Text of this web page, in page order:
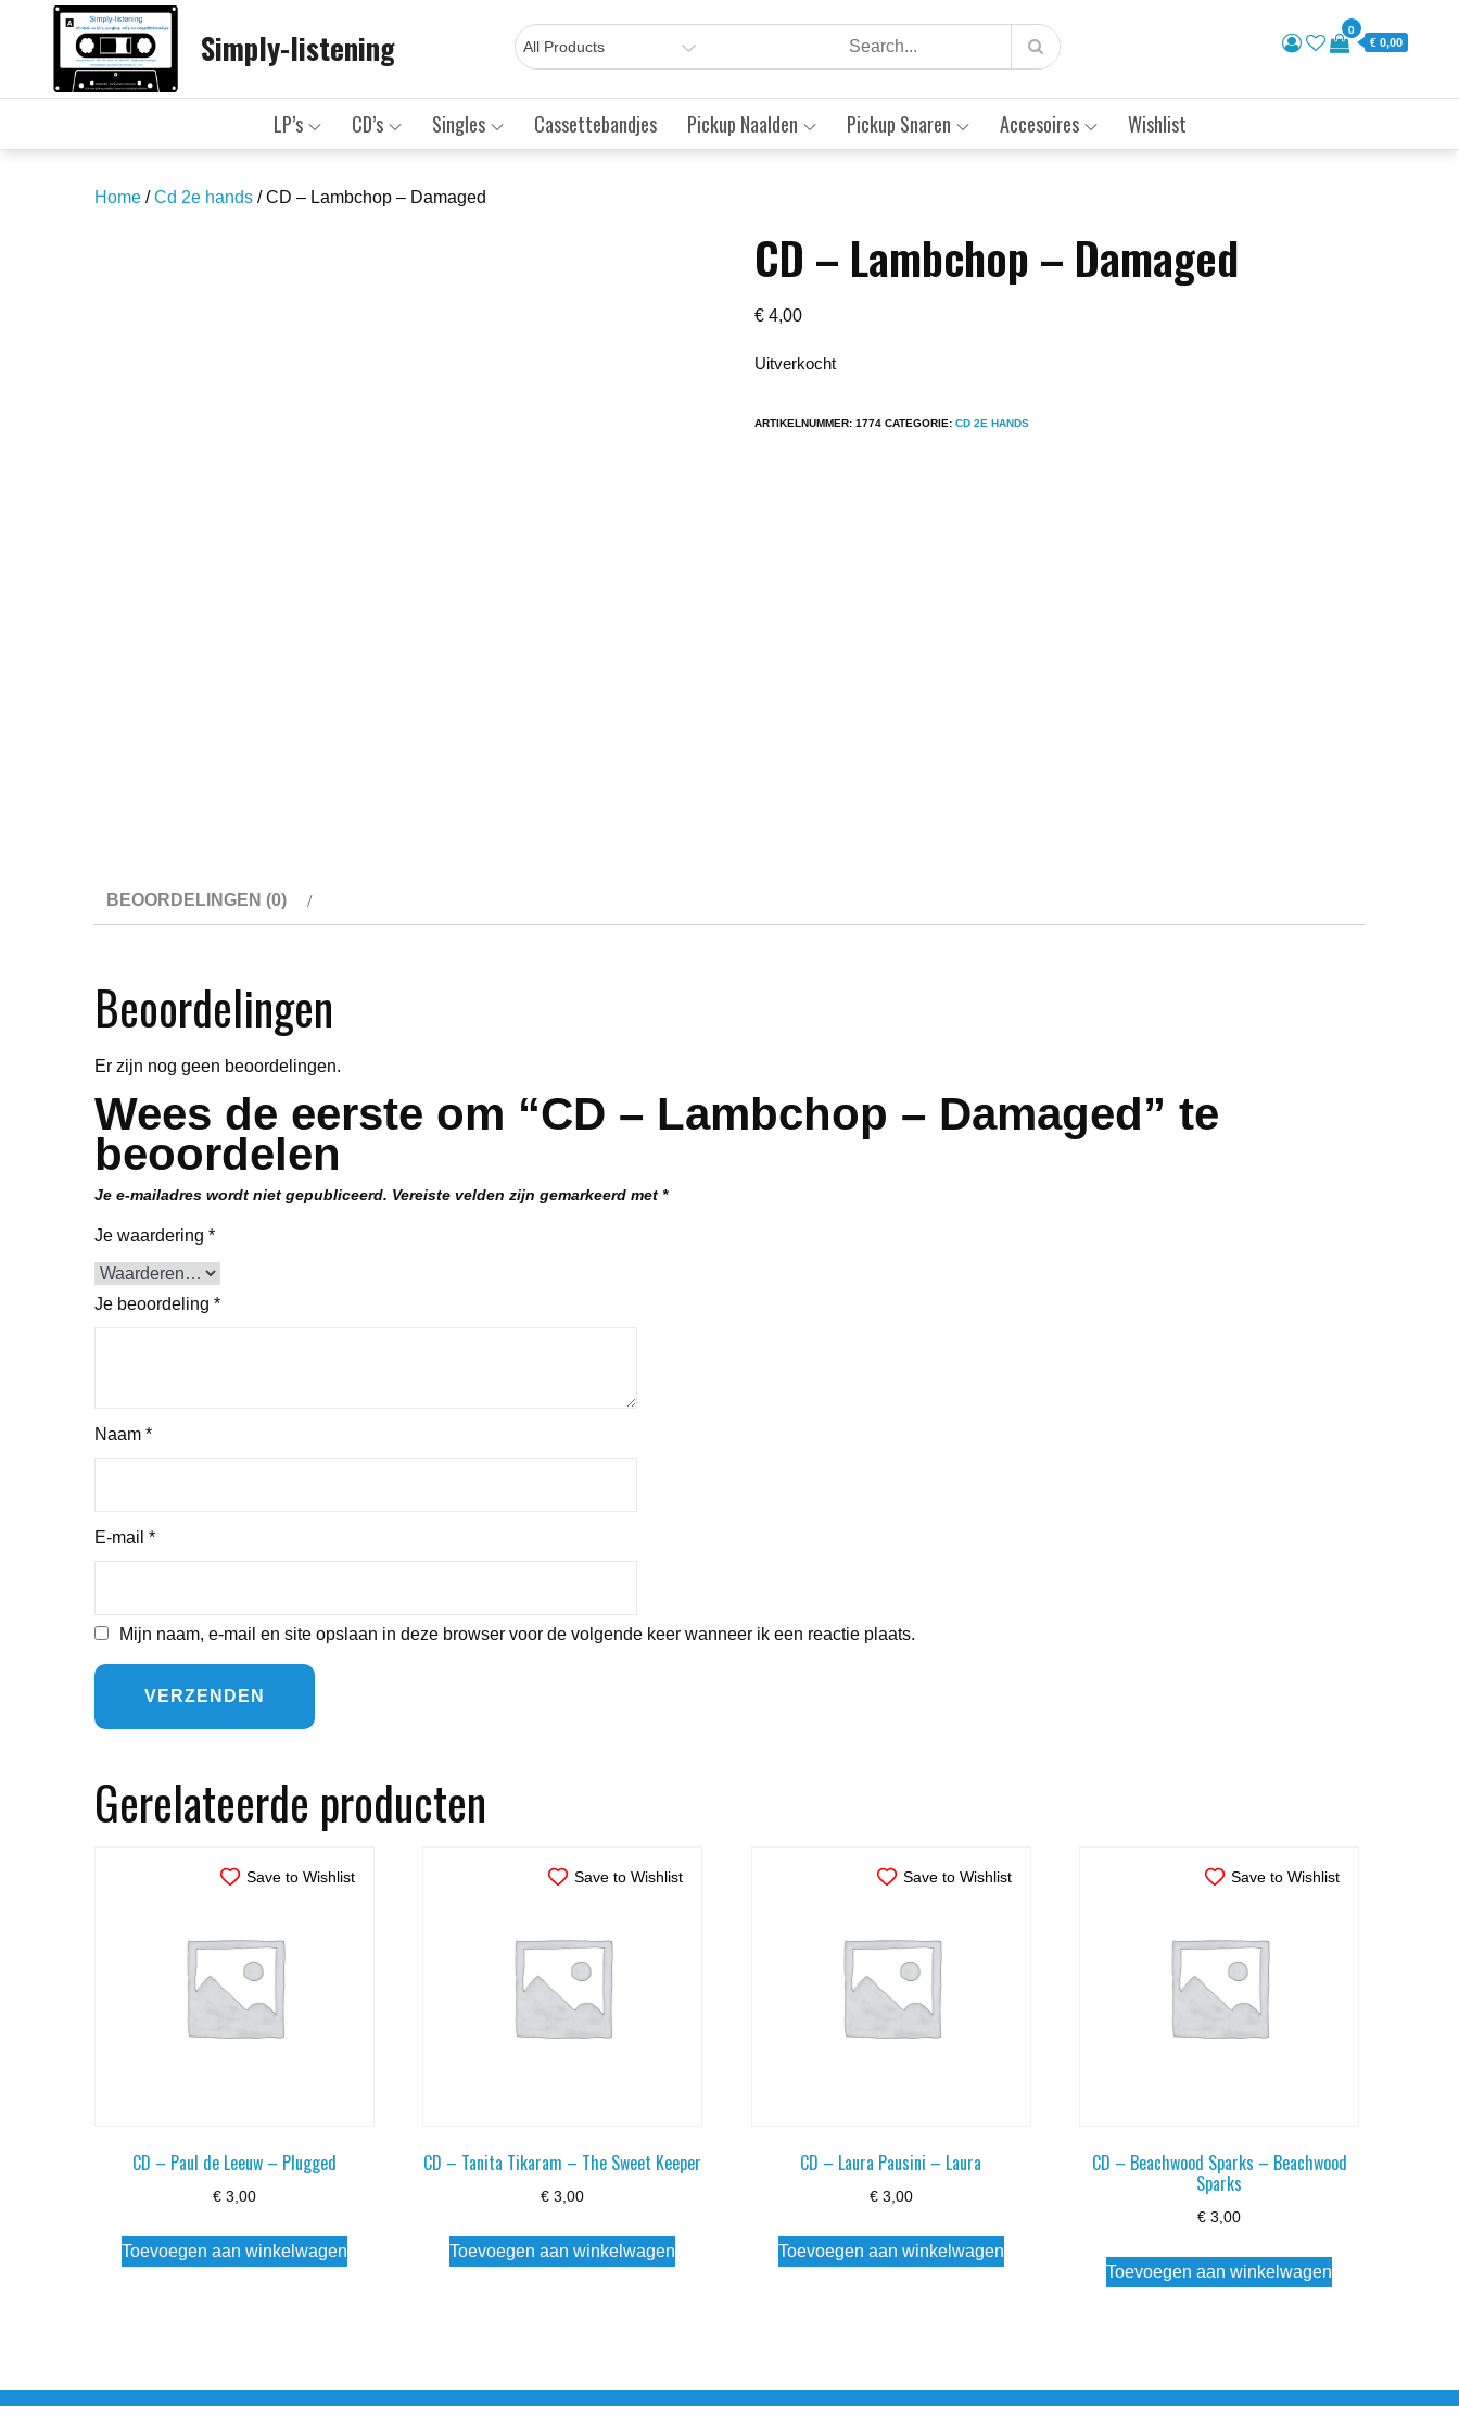
Simply-listening 0
€ 0,00
LP’s CD’s Singles Cassettebandjes Pickup Naalden Pickup Snaren Accesoires Wishlist
Home /Cd 2e hands / CD – Lambchop – Damaged
CD – Lambchop – Damaged
€ 4,00
Uitverkocht
ARTIKELNUMMER:1774 CATEGORIE:CD 2E HANDS
BEOORDELINGEN (0)
Beoordelingen
Er zijn nog geen beoordelingen.
Wees de eerste om “CD – Lambchop – Damaged” te
beoordelen
Je e-mailadres wordt niet gepubliceerd. Vereiste velden zijn gemarkeerd met *
Je waardering *
Je beoordeling *
Naam *
E-mail *
Mijn naam, e-mail en site opslaan in deze browser voor de volgende keer wanneer ik een reactie plaats.
Gerelateerde producten
Save to Wishlist
CD – Paul de Leeuw – Plugged
€3,00
Toevoegen aan winkelwagen
Save to Wishlist
CD – Tanita Tikaram – The Sweet Keeper
€ 3,00
Toevoegen aan winkelwagen
Save to Wishlist
CD – Laura Pausini – Laura
€3,00
Toevoegen aan winkelwagen
Save to Wishlist
CD – Beachwood Sparks – Beachwood
Sparks
€ 3,00
Toevoegen aan winkelwagen